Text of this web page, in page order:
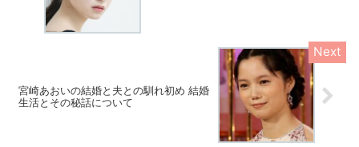
宮崎あおいの結婚と夫との馴れ初め 結婚
生活とその秘話について